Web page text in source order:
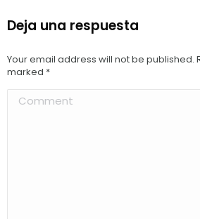
Deja una respuesta
Your email address will not be published.
marked *
Comment